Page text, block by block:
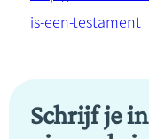
is-een-testament
Schrijf je